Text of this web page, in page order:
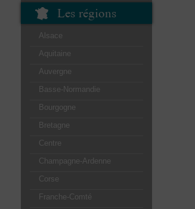
Les régions
Alsace
Aquitaine
Auvergne
Basse-Normandie
Bourgogne
Bretagne
Centre
Champagne-Ardenne
Corse
Franche-Comté